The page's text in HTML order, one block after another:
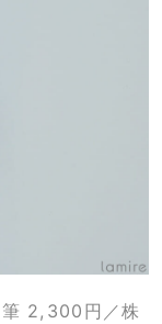
2,300円／株